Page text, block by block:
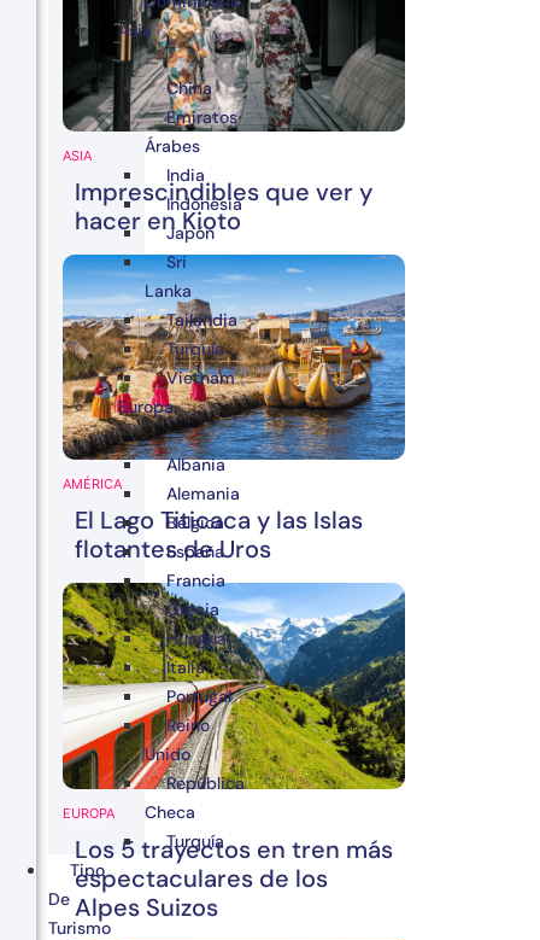
ASIA
Imprescindibles que ver y
hacer en Kioto
AMÉRICA
El Lago Titicaca y las Islas
flotantes de Uros
EUROPA
Los 5 trayectos en tren más
espectaculares de los
Alpes Suizos
Asia
China
Emiratos
Árabes
India
Indonesia
Japón
Sri
Lanka
Tailandia
Turquía
Vietnam
Europa
Albania
Alemania
Bélgica
España
Francia
Grecia
Hungría
Italia
Portugal
Reino
Unido
República
Checa
Turquía
Tipo
De
Turismo